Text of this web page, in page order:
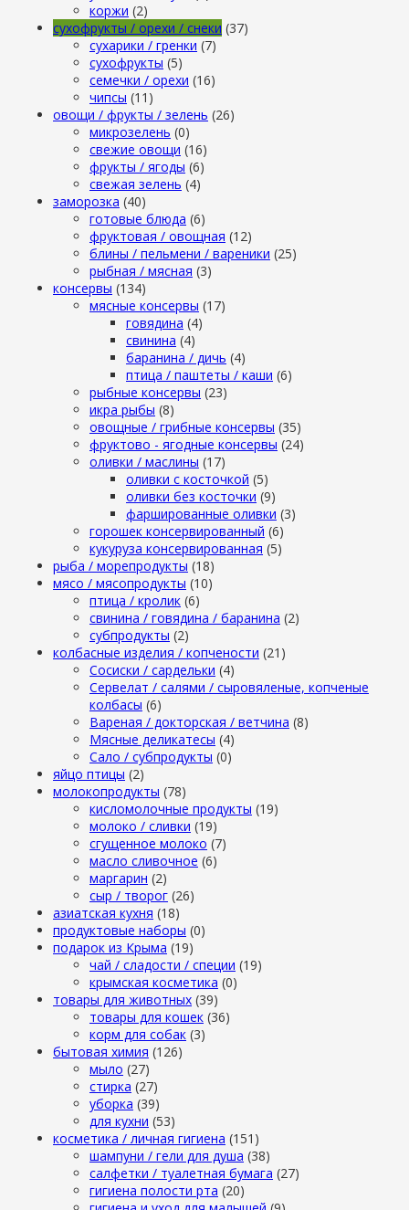
коржи (2)
сухофрукты / орехи / снеки (37)
сухарики / гренки (7)
сухофрукты (5)
семечки / орехи (16)
чипсы (11)
овощи / фрукты / зелень (26)
микрозелень (0)
свежие овощи (16)
фрукты / ягоды (6)
свежая зелень (4)
заморозка (40)
готовые блюда (6)
фруктовая / овощная (12)
блины / пельмени / вареники (25)
рыбная / мясная (3)
консервы (134)
мясные консервы (17)
говядина (4)
свинина (4)
баранина / дичь (4)
птица / паштеты / каши (6)
рыбные консервы (23)
икра рыбы (8)
овощные / грибные консервы (35)
фруктово - ягодные консервы (24)
оливки / маслины (17)
оливки с косточкой (5)
оливки без косточки (9)
фаршированные оливки (3)
горошек консервированный (6)
кукуруза консервированная (5)
рыба / морепродукты (18)
мясо / мясопродукты (10)
птица / кролик (6)
свинина / говядина / баранина (2)
субпродукты (2)
колбасные изделия / копчености (21)
Сосиски / сардельки (4)
Сервелат / салями / сыровяленые, копченые
колбасы (6)
Вареная / докторская / ветчина (8)
Мясные деликатесы (4)
Сало / субпродукты (0)
яйцо птицы (2)
молокопродукты (78)
кисломолочные продукты (19)
молоко / сливки (19)
сгущенное молоко (7)
масло сливочное (6)
маргарин (2)
сыр / творог (26)
азиатская кухня (18)
продуктовые наборы (0)
подарок из Крыма (19)
чай / сладости / специи (19)
крымская косметика (0)
товары для животных (39)
товары для кошек (36)
корм для собак (3)
бытовая химия (126)
мыло (27)
стирка (27)
уборка (39)
для кухни (53)
косметика / личная гигиена (151)
шампуни / гели для душа (38)
салфетки / туалетная бумага (27)
гигиена полости рта (20)